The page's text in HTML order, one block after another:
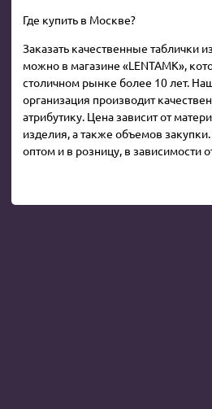
Где купить в Москве?
Заказать качественные таблички
можно в магазине «LENTAMK»,
столичном рынке более 10 лет.
организация производит
атрибутику. Цена зависит от
изделия, а также объемов
оптом и в розницу, в зависимости